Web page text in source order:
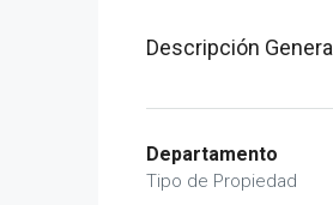
Descripción General
Departamento
Tipo de Propiedad